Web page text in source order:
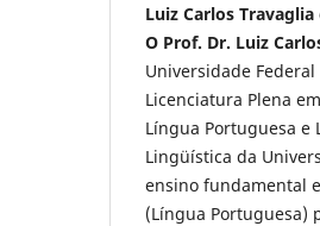
Luiz Carlos
O Prof. Dr. Luiz
Universidade
Licenciatura Plena
Língua Portuguesa
Lingüística da
ensino fundamental
(Língua Portuguesa)